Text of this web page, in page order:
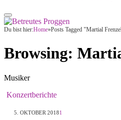
Du bist hier:Home»Posts Tagged "Martial
Browsing:
Musiker
Konzertberichte
5. OKTOBER 20181